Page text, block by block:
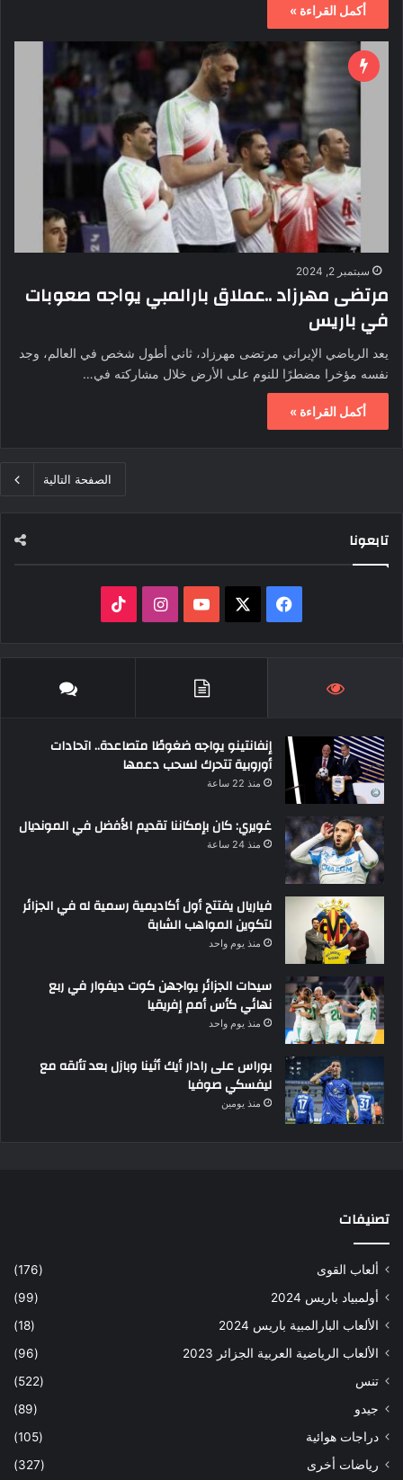
أكمل القراءة »
سبتمبر 2, 2024
مرتضى مهرزاد ..عملاق بارالمبي يواجه صعوبات
في باريس
يعد الرياضي الإيراني مرتضى مهرزاد، ثاني أطول شخص في العالم، وجد
نفسه مؤخرا مضطرًا للنوم على الأرض خلال مشاركته في…
أكمل القراءة »
الصفحة التالية
تابعونا
و
ك
T
b
ق
ا
T
k
إنفانتينو يواجه ضغوطًا متصاعدة.. اتحادات
أوروبية تتحرك لسحب دعمها
منذ 22 ساعة
غويري: كان بإمكاننا تقديم الأفضل في المونديال
منذ 24 ساعة
فياريال يفتتح أول أكاديمية رسمية له في الجزائر
لتكوين المواهب الشابة
منذ يوم واحد
سيدات الجزائر يواجهن كوت ديفوار في ربع
نهائي كأس أمم إفريقيا
منذ يوم واحد
بوراس على رادار أيك أثينا وبازل بعد تألقه مع
ليفسكي صوفيا
منذ يومين
تصنيفات
ألعاب القوى
(176)
أولمبياد باريس 2024
(99)
الألعاب البارالمبية باريس 2024
(18)
الألعاب الرياضية العربية الجزائر 2023
(96)
تنس
(522)
جيدو
(89)
دراجات هوائية
(105)
رياضات أخرى
(327)